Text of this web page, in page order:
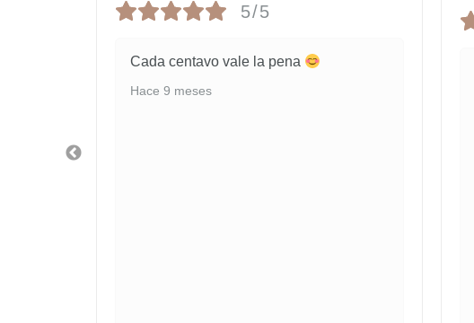
5/5
Cada centavo vale la pena
Hace 9 meses